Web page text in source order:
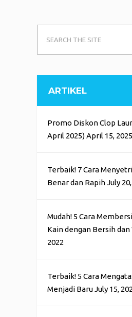
ARTIKEL
Promo Diskon Clop
April 2025) April 15, 2025
Terbaik! 7 Cara
Benar dan Rapih July
Mudah! 5 Cara
Kain dengan Bersih dan
2022
Terbaik! 5 Cara
Menjadi Baru July 15,